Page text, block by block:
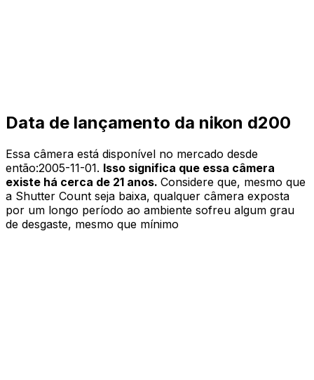
Data de lançamento da nikon d200
Essa câmera está disponível no mercado desde
então:2005-11-01. Isso significa que essa câmera
existe há cerca de 21 anos. Considere que, mesmo que
a Shutter Count seja baixa, qualquer câmera exposta
por um longo período ao ambiente sofreu algum grau
de desgaste, mesmo que mínimo